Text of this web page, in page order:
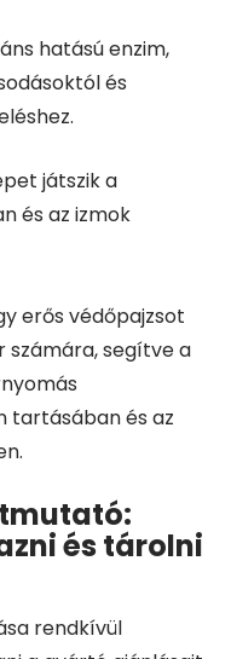
hatású enzim,
és
játszik a
és az izmok
erős védőpajzsot
számára, segítve a
tartásában és az
és tárolni
rendkívül